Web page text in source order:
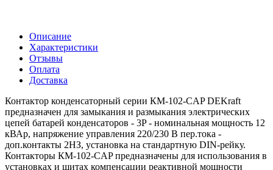
Описание
Характеристики
Отзывы
Оплата
Доставка
Контактор конденсаторный серии КМ-102-CAP DEKraft
предназначен для замыкания и размыкания электрических
цепей батарей конденсаторов - 3P - номинальная мощность 12
кВАр, напряжение управления 220/230 В пер.тока -
доп.контакты 2НЗ, установка на стандартную DIN-рейку.
Контакторы КМ-102-CAP предназначены для использования в
установках и щитах компенсации реактивной мощности